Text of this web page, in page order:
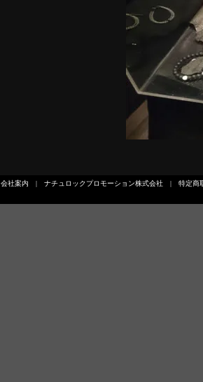
会社案内 | ナチュロックプロモーション株式会社 | 特定商